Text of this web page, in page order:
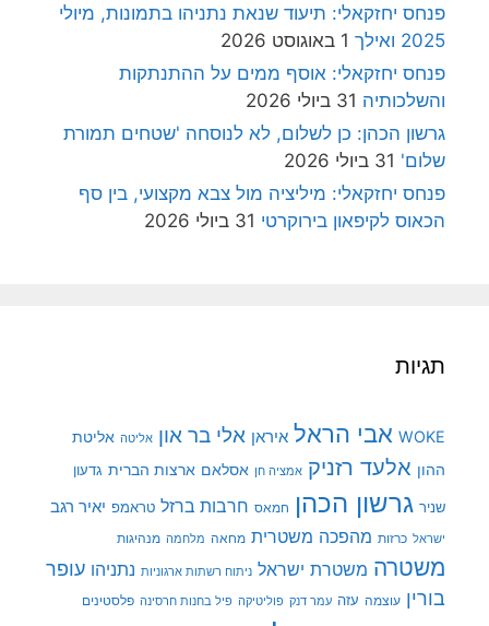
פנחס יחזקאלי: תיעוד שנאת נתניהו בתמונות, מיולי
2025 ואילך
1 באוגוסט 2026
פנחס יחזקאלי: אוסף ממים על ההתנתקות
והשלכותיה 31 ביולי 2026
גרשון הכהן: כן לשלום, לא לנוסחה 'שטחים תמורת
שלום' 31 ביולי 2026
פנחס יחזקאלי: מיליציה מול צבא מקצועי, בין סף
הכאוס לקיפאון בירוקרטי 31 ביולי 2026
תגיות
WOKE אבי הראל איראן אלי בר און אליטה אליטת
ההון אלעד רזניק אמציה חן אסלאם ארצות הברית גדעון
שניר גרשון הכהן חמאס חרבות ברזל טראמפ יאיר רגב
ישראל כרזות מהפכה משטרית מחאה מלחמה מנהיגות
משטרה משטרת ישראל ניתוח רשתות ארגוניות נתניהו עופר
בורין עוצמה עזה עמר דנק פוליטיקה פיל בחנות חרסינה פלסטינים